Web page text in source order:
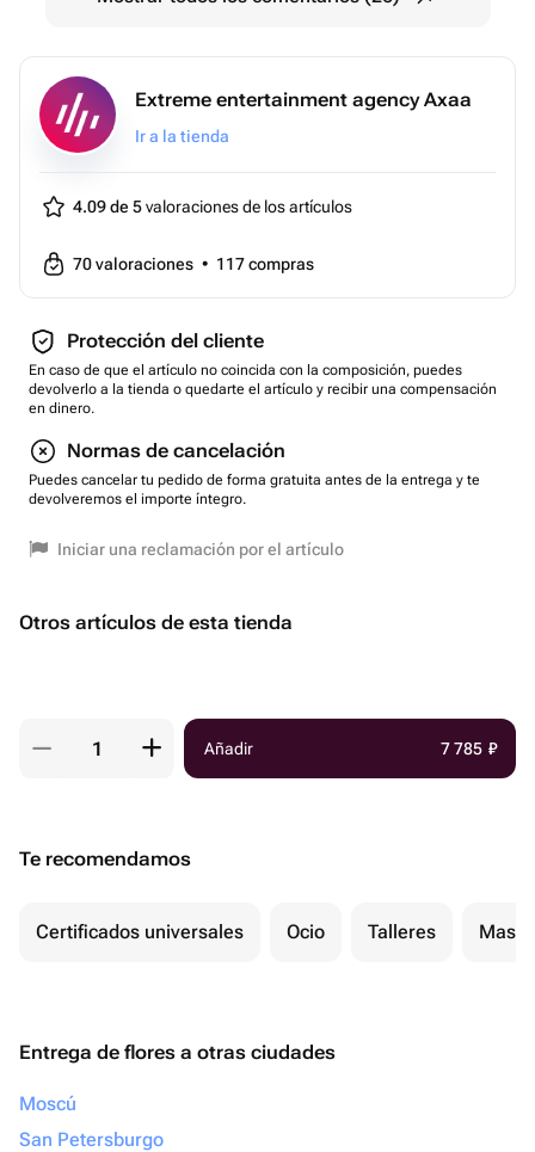
Вес: 0.1 кг..
Extreme entertainment agency Axaa
Ir a la tienda
4.09 de 5valoraciones de los artículos
70valoraciones • 117compras
Protección del cliente
En caso de que el artículo no coincida con la composición, puedes
devolverlo a la tienda o quedarte el artículo y recibir una compensación
en dinero.
Normas de cancelación
Puedes cancelar tu pedido de forma gratuita antes de la entrega y te
devolveremos el importe íntegro.
Iniciar una reclamación por el artículo
Otros artículos de esta tienda
Añadir 7 785 ₽
Te recomendamos
Certificados universales Ocio Talleres
Entrega de flores a otras ciudades
Moscú
San Petersburgo